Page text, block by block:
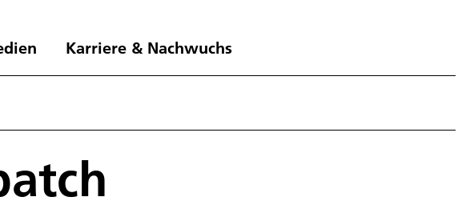
Karriere & Nachwuchs